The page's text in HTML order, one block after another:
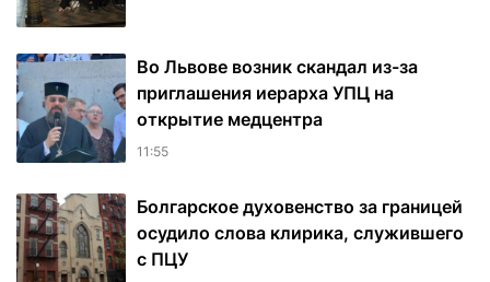
Во Львове возник скандал из-за
приглашения иерарха УПЦ на
открытие медцентра
11:55
Болгарское духовенство за границей
осудило слова клирика, служившего
с ПЦУ